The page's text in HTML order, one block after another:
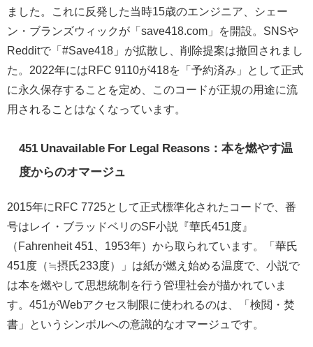
ました。これに反発した当時15歳のエンジニア、シェー
ン・ブランズウィックが「save418.com」を開設。SNSや
Redditで「#Save418」が拡散し、削除提案は撤回されまし
た。2022年にはRFC 9110が418を「予約済み」として正式
に永久保存することを定め、このコードが正規の用途に流
用されることはなくなっています。
451 Unavailable For Legal Reasons：本を燃やす温
度からのオマージュ
2015年にRFC 7725として正式標準化されたコードで、番
号はレイ・ブラッドベリのSF小説『華氏451度』
（Fahrenheit 451、1953年）から取られています。「華氏
451度（≒摂氏233度）」は紙が燃え始める温度で、小説で
は本を燃やして思想統制を行う管理社会が描かれていま
す。451がWebアクセス制限に使われるのは、「検閲・焚
書」というシンボルへの意識的なオマージュです。